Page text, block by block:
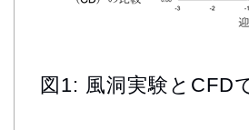
図1: 風洞実験とCFD